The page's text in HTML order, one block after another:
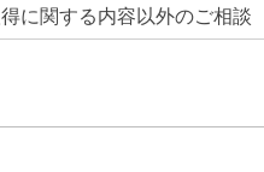
に関する内容以外のご相談